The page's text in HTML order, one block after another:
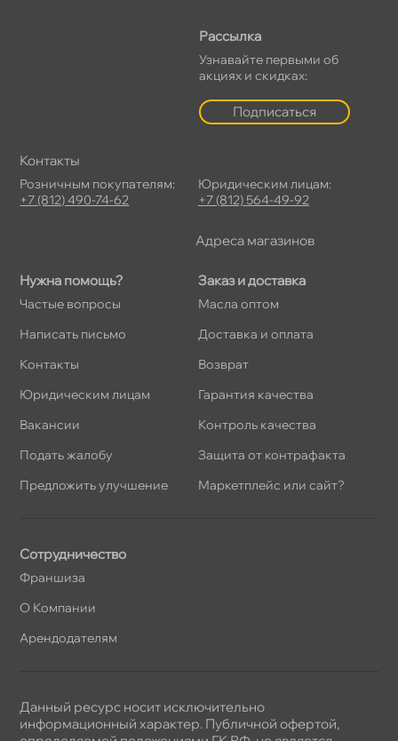
Нужна помощь?
Частые вопросы
Написать письмо
Контакты
Юридическим лицам
акансии
Подать жалобу
Предложить улучшение
Заказ и доставка
Масла оптом
Доставка и оплата
озврат
Гарантия качества
Контроль качества
Защита от контрафакта
Маркетплейс или сайт?
Рассылка
Узнавайте первыми о
акциях и скидках:
Подписаться
Сотрудничество
Франшиза
О Компании
Арендодателям
Контакты
Розничным покупателям:
+7 (812) 490-74-62
Юридическим лицам:
+7 (812) 564-49-92
Адреса магазино
Данный ресурс носит исключительно
информационный характер. Публичной офертой,